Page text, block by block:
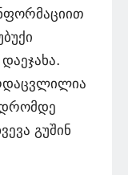
გუშინ